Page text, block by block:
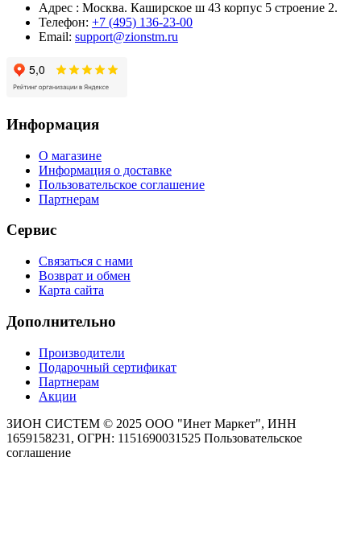
Адрес : Москва. Каширское ш 43 корпус 5 строение 2.
Телефон: +7 (495) 136-23-00
Email: support@zionstm.ru
Информация
О магазине
Информация о доставке
Пользовательское соглашение
Партнерам
Сервис
Связаться с нами
Возврат и обмен
Карта сайта
Дополнительно
Производители
Подарочный сертификат
Партнерам
Акции
ЗИОН СИСТЕМ © 2025 ООО "Инет Маркет", ИНН
1659158231, ОГРН: 1151690031525 Пользовательское
соглашение